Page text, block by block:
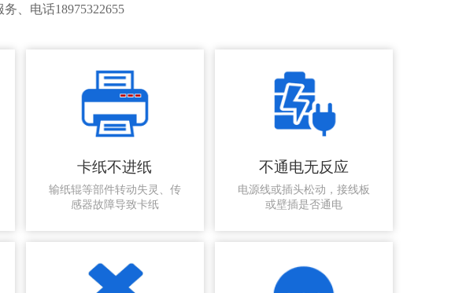
、电话18975322655
卡纸不进纸
输纸辊等部件转动失灵、传
感器故障导致卡纸
不通电无反应
电源线或插头松动，接线板
或壁插是否通电